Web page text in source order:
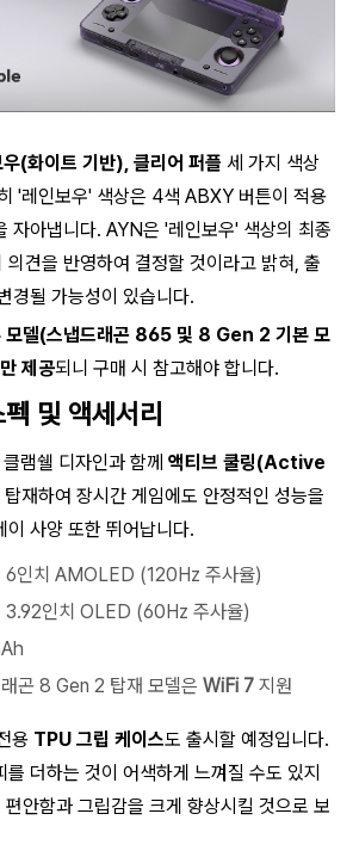
(화이트 기반), 클리어 퍼플 세 가지 색상
'레인보우' 색상은 4색 ABXY 버튼이 적용
자아냅니다. AYN은 '레인보우' 색상의 최종
의견을 반영하여 결정할 것이라고 밝혀, 출
경될 가능성이 있습니다.
모델(스냅드래곤 865 및 8 Gen 2 기본 모
제공되니 구매 시 참고해야 합니다.
및 액세서리
램쉘 디자인과 함께 액티브 쿨링(Active
재하여 장시간 게임에도 안정적인 성능을
이 사양 또한 뛰어납니다.
6인치 AMOLED (120Hz 주사율)
3.92인치 OLED (60Hz 주사율)
곤 8 Gen 2 탑재 모델은 WiFi 7 지원
용 TPU 그립 케이스도 출시할 예정입니다.
를 더하는 것이 어색하게 느껴질 수도 있지
안함과 그립감을 크게 향상시킬 것으로 보